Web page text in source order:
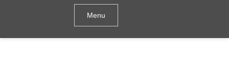
Réservation albatros
Menu